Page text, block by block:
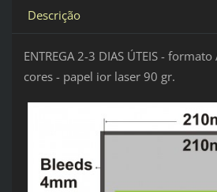
Descrição
ENTREGA 2-3 DIAS ÚTEIS -
cores - papel ior laser 90 gr.